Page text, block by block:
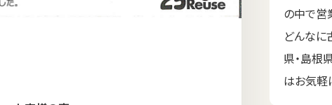
の中で営
どんなに
県・島根
はお気軽